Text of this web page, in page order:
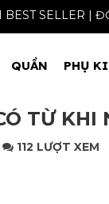
ÁO SƠ MI BEST
QUẦN PHỤ
TỪ KHI
112 LƯỢT XEM